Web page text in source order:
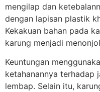
mengilap dan
dengan lapisan plastik
Kekakuan bahan pada
karung menjadi
Keuntungan
ketahanannya terhadap
lembap. Selain itu,